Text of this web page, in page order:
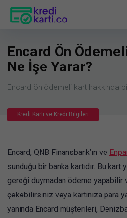
Encard Ön
Ne İşe Yarar?
Encard ön ödemeli kart hakkında
Kredi Kartı ve Kredi Bilgileri
Encard, QNB Finansbank’ın ve
sunduğu bir banka kartıdır. Bu kart
gereği duymadan ödeme yapabilir
çekebilirsiniz veya kartınıza para
yanında Encard müşterileri,